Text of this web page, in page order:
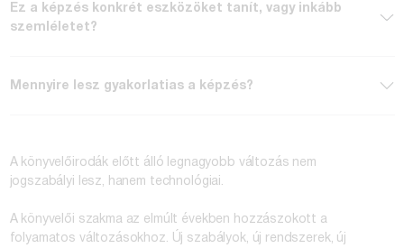
Ez a képzés konkrét eszközöket tanít, vagy inkább
szemléletet?
Mennyire lesz gyakorlatias a képzés?
A könyvelőirodák előtt álló legnagyobb változás nem
jogszabályi lesz, hanem technológiai.
A könyvelői szakma az elmúlt években hozzászokott a
folyamatos változásokhoz. Új szabályok, új rendszerek, új